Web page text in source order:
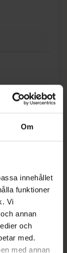
Om
innehållet
funktioner
Vi
annan
och
med.
med annan
Dölj
Desire
i